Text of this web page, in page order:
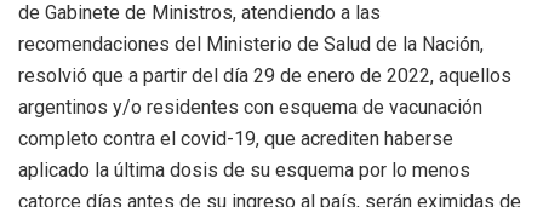
de Gabinete de Ministros, atendiendo a las
recomendaciones del Ministerio de Salud de la Nación,
resolvió que a partir del día 29 de enero de 2022, aquellos
argentinos y/o residentes con esquema de vacunación
completo contra el covid-19, que acrediten haberse
aplicado la última dosis de su esquema por lo menos
catorce días antes de su ingreso al país, serán eximidas de